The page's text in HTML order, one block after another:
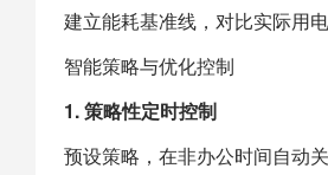
建立能耗基准线，对比实际用
智能策略与优化控制
1. 策略性定时控制
预设策略，在非办公时间自动